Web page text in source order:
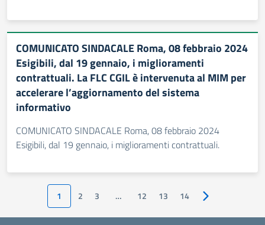
COMUNICATO SINDACALE Roma, 08 febbraio 2024
Esigibili, dal 19 gennaio, i miglioramenti
contrattuali. La FLC CGIL è intervenuta al MIM per
accelerare l’aggiornamento del sistema
informativo
COMUNICATO SINDACALE Roma, 08 febbraio 2024
Esigibili, dal 19 gennaio, i miglioramenti contrattuali.
1 2 3 … 12 13 14 Pagina